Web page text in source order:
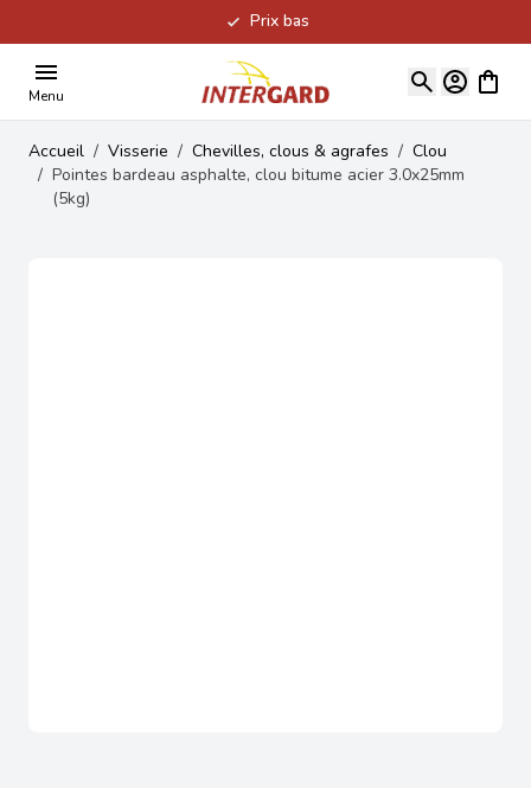
Prix bas
Menu
Voir
Accueil / Visserie / Chevilles, clous & agrafes / Clou
/ Pointes bardeau asphalte, clou bitume acier 3.0x25mm
(5kg)